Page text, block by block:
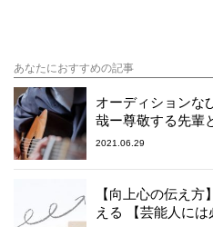
あなたにおすすめの記事
オーディション
哉ー尊敬する先輩
2021.06.29
【向上心の伝え
える 【芸能人には